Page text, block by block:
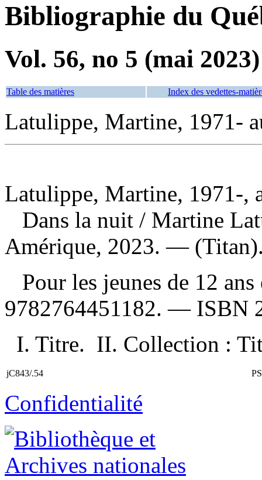
Bibliographie du
Vol. 56, no 5 (mai 2023)
Table des matières Index des vedettes-
Latulippe, Martine, 1971-
Latulippe, Martine, 1971-,
Dans la nuit / Martine
Amérique, 2023. —
Pour les jeunes de 12
9782764451182. — ISBN
I. Titre. II. Collection :
jC843/.54
Confidentialité